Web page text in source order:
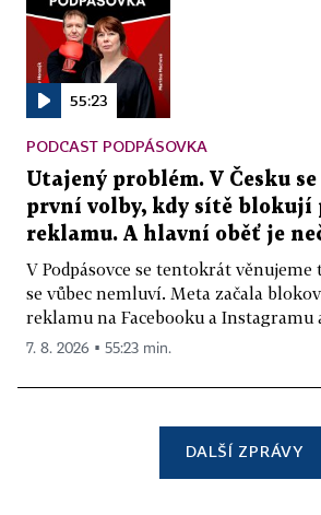
55:23
PODCAST PODPÁSOVKA
Utajený problém. V Česku
první volby, kdy sítě
reklamu. A hlavní oběť je
V Podpásovce se tentokrát
se vůbec nemluví. Meta začala
reklamu na Facebooku a Instagramu
7. 8. 2026 ▪ 55:23 min.
DALŠÍ ZPRÁVY